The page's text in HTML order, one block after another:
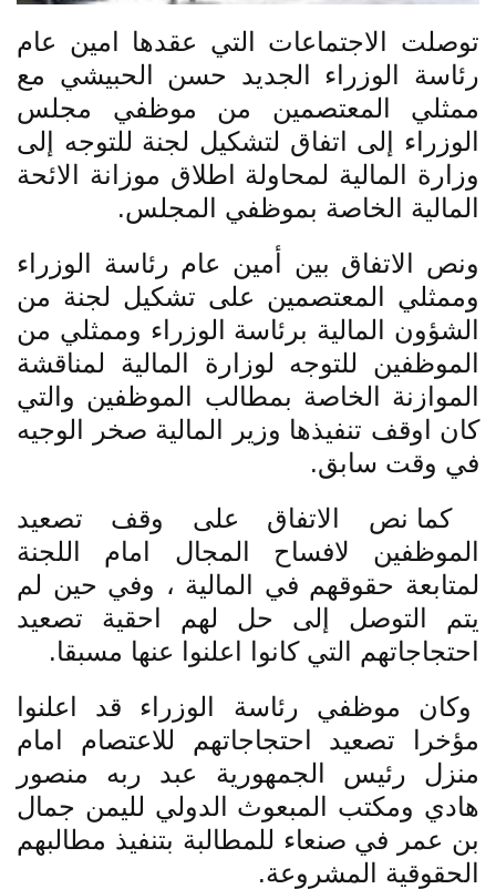
توصلت الاجتماعات التي عقدها امين عام
رئاسة الوزراء الجديد حسن الحبيشي مع
ممثلي المعتصمين من موظفي مجلس
الوزراء إلى اتفاق لتشكيل لجنة للتوجه إلى
وزارة المالية لمحاولة اطلاق موزانة الائحة
المالية الخاصة بموظفي المجلس.
ونص الاتفاق بين أمين عام رئاسة الوزراء
وممثلي المعتصمين على تشكيل لجنة من
الشؤون المالية برئاسة الوزراء وممثلي من
الموظفين للتوجه لوزارة المالية لمناقشة
الموازنة الخاصة بمطالب الموظفين والتي
كان اوقف تنفيذها وزير المالية صخر الوجيه
في وقت سابق.
كما نص الاتفاق على وقف تصعيد
الموظفين لافساح المجال امام اللجنة
لمتابعة حقوقهم في المالية ، وفي حين لم
يتم التوصل إلى حل لهم احقية تصعيد
احتجاجاتهم التي كانوا اعلنوا عنها مسبقا.
وكان موظفي رئاسة الوزراء قد اعلنوا
مؤخرا تصعيد احتجاجاتهم للاعتصام امام
منزل رئيس الجمهورية عبد ربه منصور
هادي ومكتب المبعوث الدولي لليمن جمال
بن عمر في صنعاء للمطالبة بتنفيذ مطالبهم
الحقوقية المشروعة.